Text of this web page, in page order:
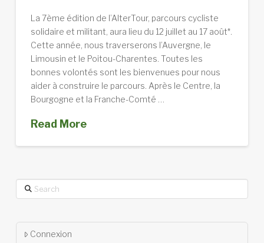
La 7ème édition de l’AlterTour, parcours cycliste
solidaire et militant, aura lieu du 12 juillet au 17 août*.
Cette année, nous traverserons l’Auvergne, le
Limousin et le Poitou-Charentes. Toutes les
bonnes volontés sont les bienvenues pour nous
aider à construire le parcours. Après le Centre, la
Bourgogne et la Franche-Comté …
Read More
Search
Connexion